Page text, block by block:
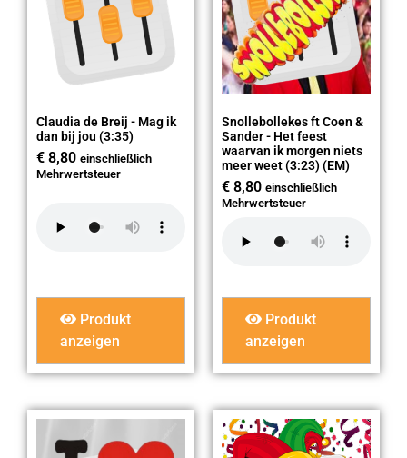
Claudia de Breij - Mag ik
dan bij jou (3:35)
€ 8,80 einschließlich
Mehrwertsteuer
Produkt
anzeigen
Snollebollekes ft Coen &
Sander - Het feest
waarvan ik morgen niets
meer weet (3:23) (EM)
€ 8,80 einschließlich
Mehrwertsteuer
Produkt
anzeigen